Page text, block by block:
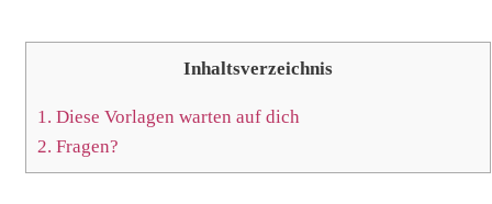
Inhaltsverzeichnis
1. Diese Vorlagen warten auf dich
2. Fragen?